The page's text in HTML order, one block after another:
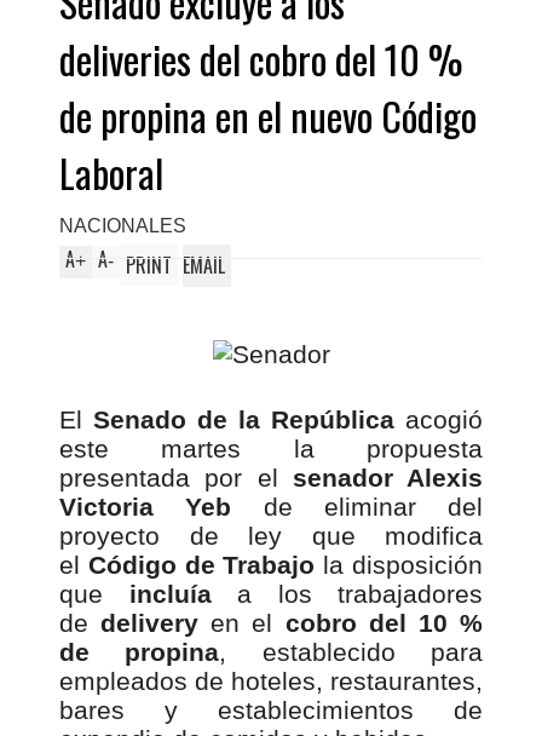
deliveries del cobro del 10 %
de propina en el nuevo Código
Laboral
NACIONALES
A+ A- PRINT EMAIL
El Senado de la República acogió
este martes la propuesta
presentada por el senador Alexis
Victoria Yeb de eliminar del
proyecto de ley que modifica
el Código de Trabajo la disposición
que incluíaa los trabajadores
dedelivery en el cobro del 10 %
de propina, establecido para
empleados de hoteles, restaurantes,
bares y establecimientos de